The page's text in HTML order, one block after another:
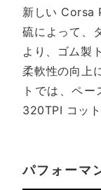
新しい Corsa
硫によって、
より、ゴム製
柔軟性の向上
トでは、ペ
320TPI コッ
パフォーマ